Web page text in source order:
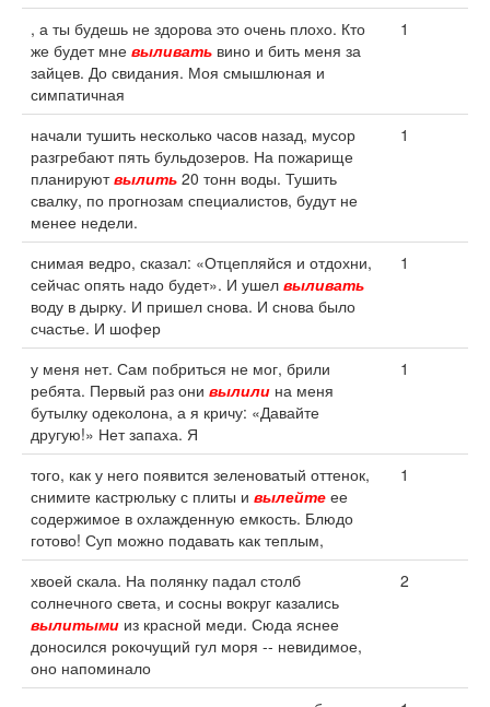
, а ты будешь не здорова это очень плохо. Кто
же будет мне выливать вино и бить меня за
зайцев. До свидания. Моя смышлюная и
симпатичная
1
начали тушить несколько часов назад, мусор
разгребают пять бульдозеров. На пожарище
планируютвылить 20 тонн воды. Тушить
свалку, по прогнозам специалистов, будут не
менее недели.
1
снимая ведро, сказал: «Отцепляйся и отдохни,
сейчас опять надо будет». И ушел выливать
воду в дырку. И пришел снова. И снова было
счастье. И шофер
1
у меня нет. Сам побриться не мог, брили
ребята. Первый раз они вылили на меня
бутылку одеколона, а я кричу: «Давайте
другую!» Нет запаха. Я
1
того, как у него появится зеленоватый оттенок,
снимите кастрюльку с плиты и вылейте ее
содержимое в охлажденную емкость. Блюдо
готово! Суп можно подавать как теплым,
1
хвоей скала. На полянку падал столб
солнечного света, и сосны вокруг казались
вылитыми из красной меди. Сюда яснее
доносился рокочущий гул моря -- невидимое,
оно напоминало
2